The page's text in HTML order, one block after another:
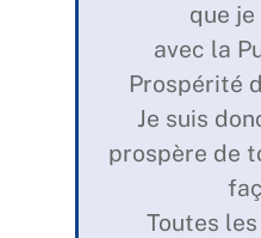
que je
avec la
Prospérité
Je suis
prospère de
Toutes